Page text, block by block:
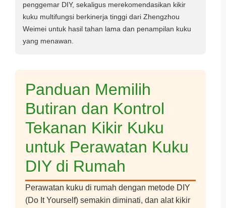
penggemar DIY, sekaligus merekomendasikan kikir
kuku multifungsi berkinerja tinggi dari Zhengzhou
Weimei untuk hasil tahan lama dan penampilan kuku
yang menawan.
Panduan Memilih
Butiran dan Kontrol
Tekanan Kikir Kuku
untuk Perawatan Kuku
DIY di Rumah
Perawatan kuku di rumah dengan metode DIY
(Do It Yourself) semakin diminati, dan alat kikir